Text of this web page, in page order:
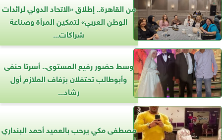
من القاهرة.. إطلاق «الاتحاد الدولي لرائدات
الوطن العربي» لتمكين المرأة وصناعة
شراكات...
وسط حضور رفيع المستوى.. أسرتا حنفى
وأبوطالب تحتفلان بزفاف الملازم أول
رشاد...
مصطفى مكي يرحب بالعميد أحمد البنداري